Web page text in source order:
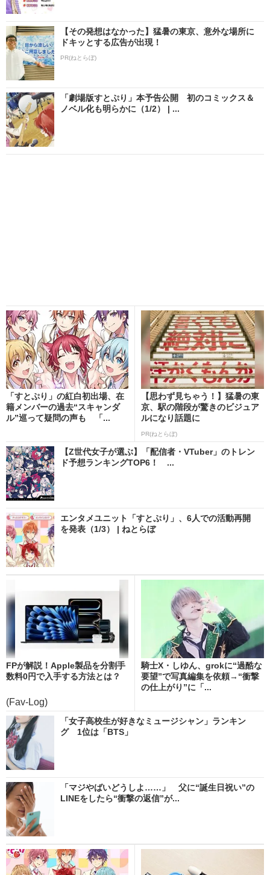
【その発想はなかった】猛暑の東京、意外な場所に
ドキッとする広告が出現！
PR(ねとらぼ)
「劇場版すとぷり」本予告公開 初のコミックス＆
ノベル化も明らかに（1/2） | ...
「すとぷり」の紅白初出場、在
籍メンバーの過去“スキャンダ
ル”巡って疑問の声も 「...
【思わず見ちゃう！】猛暑の東
京、駅の階段が驚きのビジュア
ルになり話題に
PR(ねとらぼ)
【Z世代女子が選ぶ】「配信者・VTuber」のトレン
ド予想ランキングTOP6！ ...
エンタメユニット「すとぷり」、6人での活動再開
を発表（1/3） | ねとらぼ
FPが解説！Apple製品を分割手
数料0円で入手する方法とは？
(Fav-Log)
騎士X・しゆん、grokに“過酷な
要望”で写真編集を依頼→“衝撃
の仕上がり”に「...
「女子高校生が好きなミュージシャン」ランキン
グ 1位は「BTS」
「マジやばいどうしよ……」 父に“誕生日祝い”の
LINEをしたら“衝撃の返信”が...